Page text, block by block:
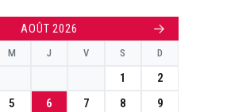
AOÛT 2026 →
M J V S D
1
2
5 6 7 8
9